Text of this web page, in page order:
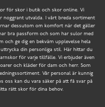
för skor i butik och skor online. Vi
noggrant utvalda. I vårt breda sortiment
dessutom om komfort när det gäller
bra passform och som har sulor med
ge dig en bekväm upplevelse hela
din personliga stil. Här hittar du
för varje tillfälle. Vi erbjuder även
och kläder för dam och herr. Som
Vår personal är kunnig
oss kan du vara säker på att få svar på
rätt skor för dina behov.